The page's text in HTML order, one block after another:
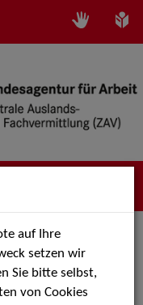
als PDF speichern
auf Ihre
setzen wir
Sie bitte selbst,
von Cookies